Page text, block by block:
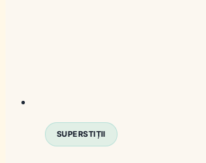
SUPERSTIȚII